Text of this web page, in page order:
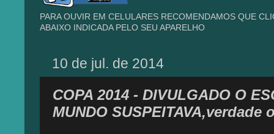
PARA OUVIR EM CELULARES RECOMENDAMOS QUE
ABAIXO INDICADA PELO SEU APARELHO
10 de jul. de 2014
COPA 2014 - DIVULGADO O
MUNDO SUSPEITAVA,verdade